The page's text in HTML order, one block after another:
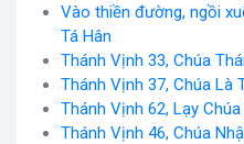
Vào thiền đường, ngồi
Tá Hân
Thánh Vịnh 33, Chúa
Thánh Vịnh 37, Chúa Là
Thánh Vịnh 62, Lạy
Thánh Vịnh 46, Chúa